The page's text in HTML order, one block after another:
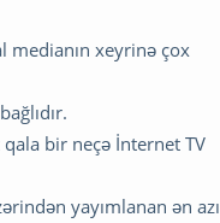
medianın xeyrinə çox
bir neçə İnternet TV
yayımlanan ən azı